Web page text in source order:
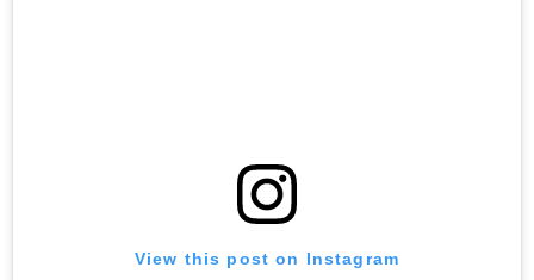
View this post on Instagram